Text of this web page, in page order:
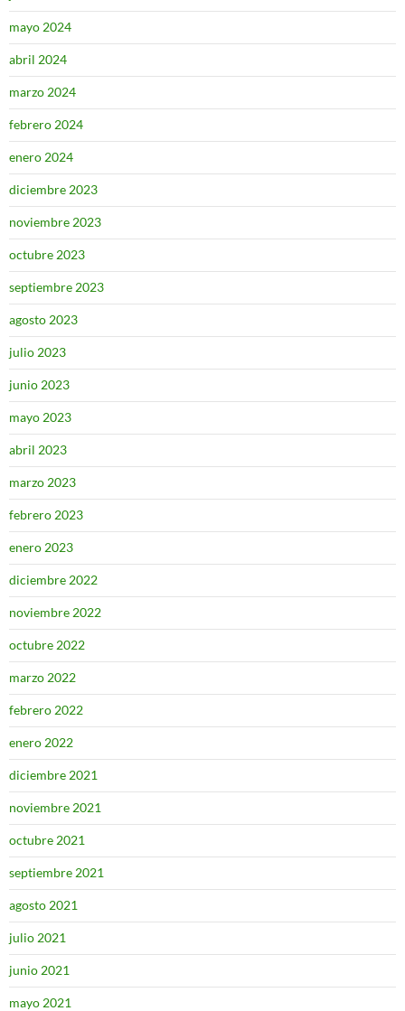
mayo 2024
abril 2024
marzo 2024
febrero 2024
enero 2024
diciembre 2023
noviembre 2023
octubre 2023
septiembre 2023
agosto 2023
julio 2023
junio 2023
mayo 2023
abril 2023
marzo 2023
febrero 2023
enero 2023
diciembre 2022
noviembre 2022
octubre 2022
marzo 2022
febrero 2022
enero 2022
diciembre 2021
noviembre 2021
octubre 2021
septiembre 2021
agosto 2021
julio 2021
junio 2021
mayo 2021